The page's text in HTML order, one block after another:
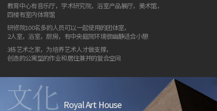
教育中心有音乐厅，学术研究院，浴室产品展厅，美术馆，
四楼有室内体育馆
研修院100名多的人员可以一起使用的团体室，
2人室，浴室，厨房，有中央庭院环境很幽静适合小憩
3栋艺术之家，为培养艺术人才做支撑，
创造的公寓型的作业和居住兼并的复合空间
Royal Art House